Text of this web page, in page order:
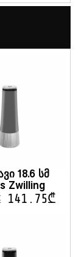
18.6 სმ
Zwilling
141.75₾